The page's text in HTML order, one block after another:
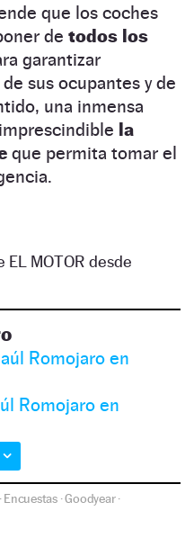
que los coches
de todos los
garantizar
sus ocupantes y de
una inmensa
la
que permita tomar el
MOTOR desde
Romojaro en
Romojaro en
·Encuestas ·Goodyear·